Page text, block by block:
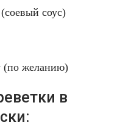
соус)
(по желанию)
в